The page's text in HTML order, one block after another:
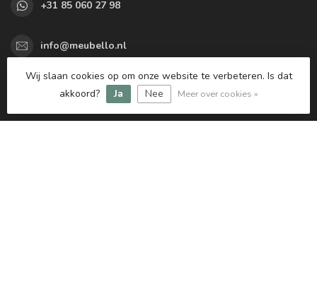
+31 85 060 27 98
info@meubello.nl
KVK nummer:77563433
btw-nummer:NL861047667B01
Wij slaan cookies op om onze website te verbeteren. Is dat
akkoord?
Ja Nee Meer over cookies »